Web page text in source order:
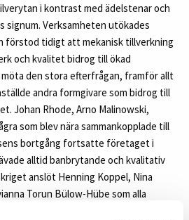
i kontrast med ädelstenar och
signum. Verksamheten utökades
förstod tidigt att mekanisk tillverkning
och kvalitet bidrog till ökad
den stora efterfrågan, framför allt
andra formgivare som bidrog till
Johan Rhode, Arno Malinowski,
som blev nära sammankopplade till
bortgång fortsatte företaget i
alltid banbrytande och kvalitativ
anslöt Henning Koppel, Nina
Torun Bülow-Hübe som alla
Idag är Georg Jensen synonymt för